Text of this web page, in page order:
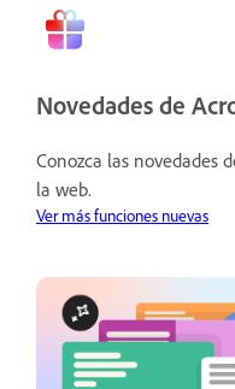
Novedades de
Conozca las novedades
la web.
Ver más funciones nuevas